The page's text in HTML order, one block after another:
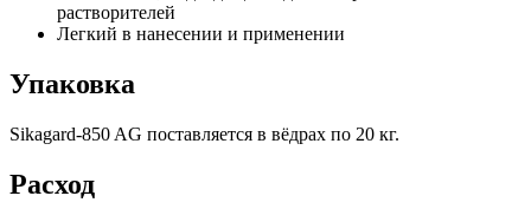
растворителей
Легкий в нанесении и применении
Упаковка
Sikagard-850 AG поставляется в вёдрах по 20 кг.
Расход